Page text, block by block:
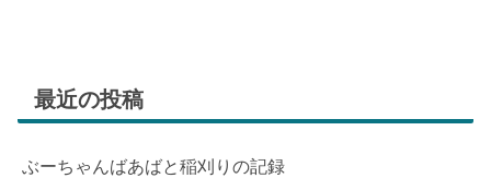
最近の投稿
ぶーちゃんばあばと稲刈りの記録